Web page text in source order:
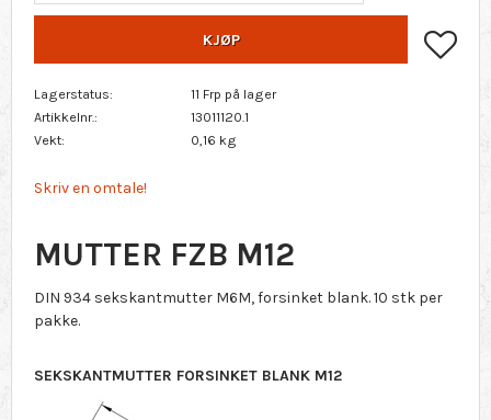
KJØP
Lagerstatus
11 Frp på lager
Artikkelnr.
13011120.1
Vekt
0,16 kg
Skriv en omtale!
MUTTER FZB M12
DIN 934 sekskantmutter M6M, forsinket blank. 10 stk per
pakke.
SEKSKANTMUTTER FORSINKET BLANK M12